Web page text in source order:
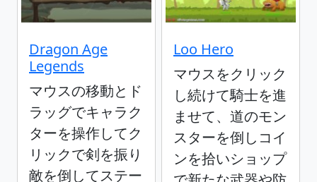
Dragon Age
Legends
マウスの移動とド
ラッグでキャラク
ターを操作してク
リックで剣を振り
敵を倒してステー
Loo Hero
マウスをクリック
し続けて騎士を進
ませて、道のモン
スターを倒しコイ
ンを拾いショップ